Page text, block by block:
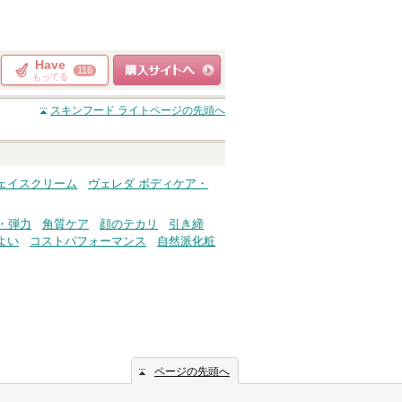
Have
もってる
116
ショッピングサイト
へ
スキンフード ライト ページの先頭へ
イスクリーム
ヴェレダ ボディケア・
弾力 角質ケア 顔のテカリ
引き締
い コストパフォーマンス
自然派化粧
ページの先頭へ